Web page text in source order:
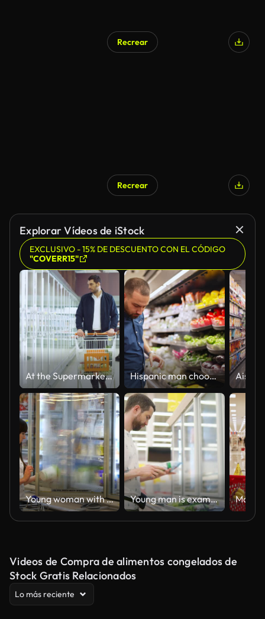
Recrear
Recrear
Explorar Vídeos de iStock
EXCLUSIVO - 15% DE DESCUENTO CON EL CÓDIGO
"COVERR15"
At the Supermarket: Handsome Man Opens Freezer Door and Puts Frozen Vegetables into His Shopping Cart. Customer Browsing Through Frozen Goods Section of the Store. Hispanic man chooses colorful bell peppers from the produce section
Young woman with shopping cart buying dairy or refrigerated groceries at the supermarket in the refrigerated section opening glass door. Girl coming up to the fridge in shop and taking product from it Young man is examining pack with frozen vegetables in a hall of supermarket
Videos de Compra de alimentos congelados de
Stock Gratis Relacionados
Lo más reciente